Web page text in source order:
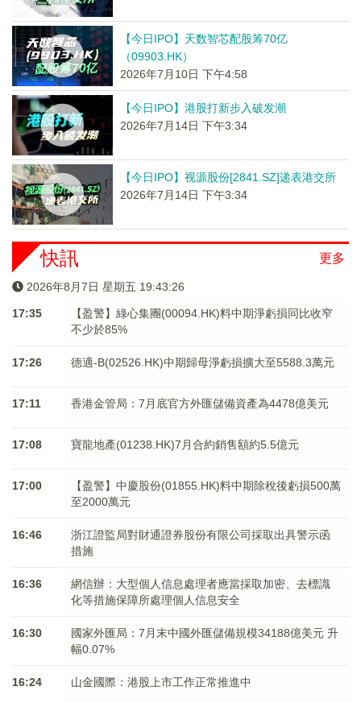
【今日IPO】天数智芯配股筹70亿
（09903.HK）
2026年7月10日 下午4:58
【今日IPO】港股打新步入破发潮
2026年7月14日 下午3:34
【今日IPO】视源股份[2841.SZ]递表港交所
2026年7月14日 下午3:34
更多
快訊
2026年8月7日 星期五 19:43:26
17:35
【盈警】綠心集團(00094.HK)料中期淨虧損同比收窄
不少於85%
17:26 德適-B(02526.HK)中期歸母淨虧損擴大至5588.3萬元
17:11 香港金管局：7月底官方外匯儲備資產為4478億美元
17:08 寶龍地產(01238.HK)7月合約銷售額約5.5億元
17:00
【盈警】中慶股份(01855.HK)料中期除稅後虧損500萬
至2000萬元
16:46
浙江證監局對財通證券股份有限公司採取出具警示函
措施
16:36
網信辦：大型個人信息處理者應當採取加密、去標識
化等措施保障所處理個人信息安全
16:30
國家外匯局：7月末中國外匯儲備規模34188億美元 升
幅0.07%
16:24 山金國際：港股上市工作正常推進中